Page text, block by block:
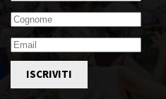
ISCRIVITI